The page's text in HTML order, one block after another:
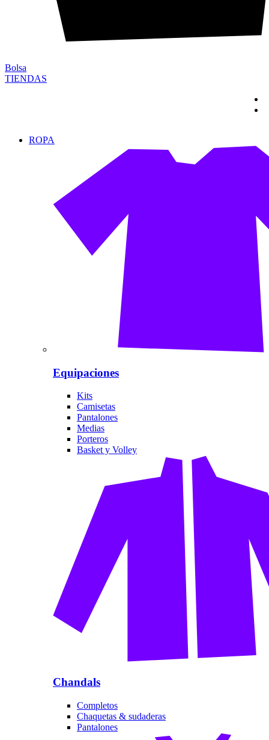
Bolsa
TIENDAS
ROPA
Equipaciones
Kits
Camisetas
Pantalones
Medias
Porteros
Basket y Volley
Chandals
Completos
Chaquetas & sudaderas
Pantalones